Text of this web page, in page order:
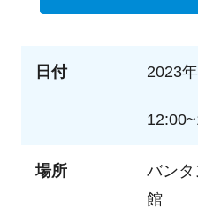
日付 2023
場所
バン
館